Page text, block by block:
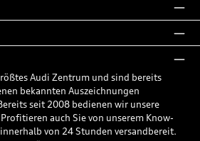
Audi Zentrum und sind bereits
bekannten Auszeichnungen
seit 2008 bedienen wir unsere
auch Sie von unserem Know-
von 24 Stunden versandbereit.